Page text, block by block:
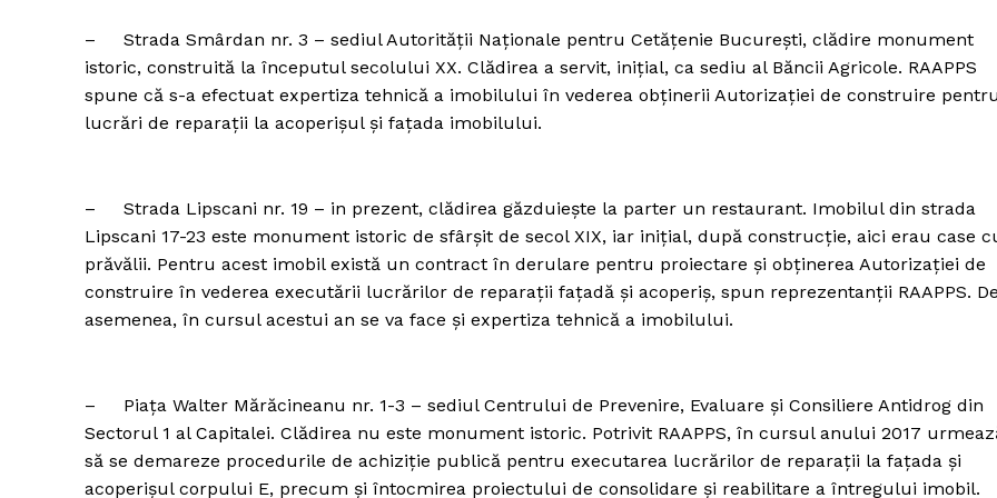
Un proiect
FREEDOM HOUSE
Rețea
Contact
– Strada Smârdan nr. 3 – sediul Autorității Naţionale pentru Cetăţenie București, clădire monument
istoric, construită la începutul secolului XX. Clădirea a servit, inițial, ca sediu al Băncii Agricole. RAAPPS
spune că s-a efectuat expertiza tehnică a imobilului în vederea obținerii Autorizației de construire pentru
lucrări de reparații la acoperișul și fațada imobilului.
– Strada Lipscani nr. 19 – in prezent, clădirea găzduiește la parter un restaurant. Imobilul din strada
Lipscani 17-23 este monument istoric de sfârșit de secol XIX, iar inițial, după construcție, aici erau case
prăvălii. Pentru acest imobil există un contract în derulare pentru proiectare și obținerea Autorizației de
construire în vederea executării lucrărilor de reparații fațadă și acoperiș, spun reprezentanții RAAPPS. De
asemenea, în cursul acestui an se va face și expertiza tehnică a imobilului.
– Piața Walter Mărăcineanu nr. 1-3 – sediul Centrului de Prevenire, Evaluare și Consiliere Antidrog din
Sectorul 1 al Capitalei. Clădirea nu este monument istoric. Potrivit RAAPPS, în cursul anului 2017
să se demareze procedurile de achiziție publică pentru executarea lucrărilor de reparații la fațada și
acoperișul corpului E, precum și întocmirea proiectului de consolidare și reabilitare a întregului imobil.